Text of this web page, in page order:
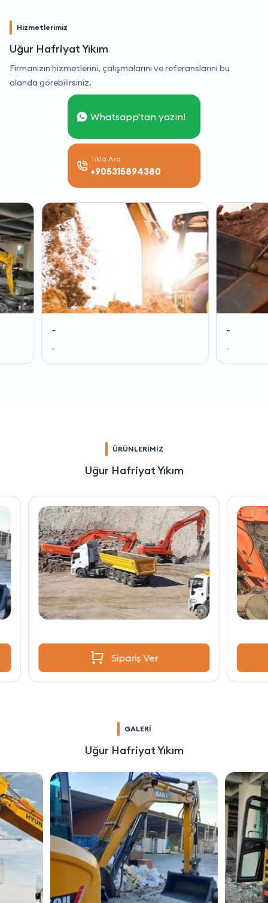
Hizmetlerimiz
Uğur Hafriyat Yıkım
Firmanızın hizmetlerini, çalışmalarını ve referanslarını bu
alanda görebilirsiniz.
Whatsapp'tan yazın!
Tıkla Ara
+905315894380
ÜRÜNLERİMİZ
Uğur Hafriyat Yıkım
Sipariş Ver
GALERİ
Uğur Hafriyat Yıkım